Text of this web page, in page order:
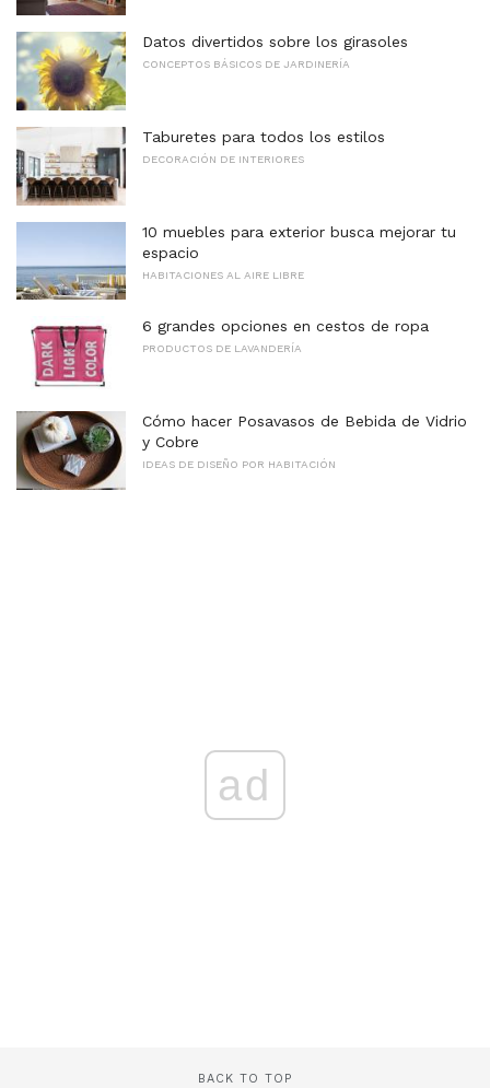
Datos divertidos sobre los girasoles
CONCEPTOS BÁSICOS DE JARDINERÍA
Taburetes para todos los estilos
DECORACIÓN DE INTERIORES
10 muebles para exterior busca mejorar tu
espacio
HABITACIONES AL AIRE LIBRE
6 grandes opciones en cestos de ropa
PRODUCTOS DE LAVANDERÍA
Cómo hacer Posavasos de Bebida de Vidrio
y Cobre
IDEAS DE DISEÑO POR HABITACIÓN
ad
BACK TO TOP